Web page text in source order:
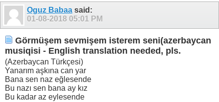
Oguz Babaa said:
01-08-2018 05:01 PM
Görmüşem sevmişem isterem seni(azerbaycan
musiqisi - English translation needed, pls.
(Azerbaycan Türkçesi)
Yanarım aşkına can yar
Bana sen naz eğlesende
Bu nazı sen bana ay kız
Bu kadar az eylesende